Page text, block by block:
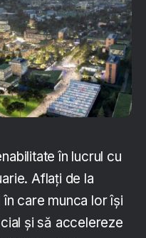
în lucrul cu
Aflați de la
care munca lor își
și să accelereze